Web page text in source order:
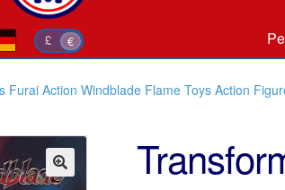
£ €
Furai Action Windblade Flame Toys Action